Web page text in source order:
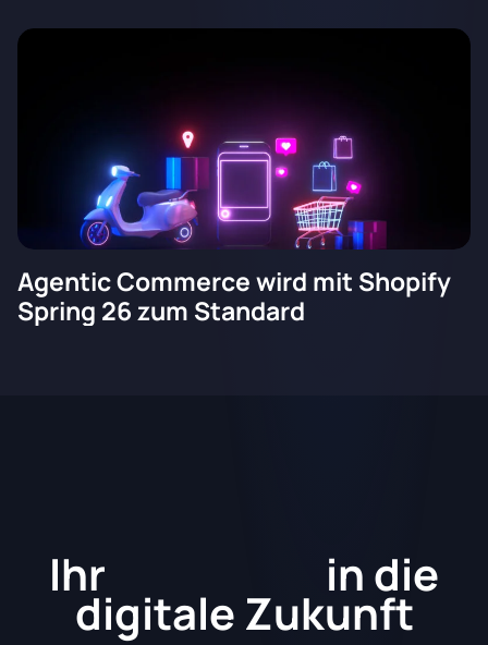
Agentic Commerce wird mit Shopify
Spring 26 zum Standard
Ihr in die
digitale Zukunft